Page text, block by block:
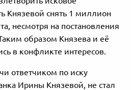
Князевой снять 1 миллион
несмотря на постановления
образом Князева и её
в конфликте интересов.
ответчиком по иску
Ирины Князевой, не стал